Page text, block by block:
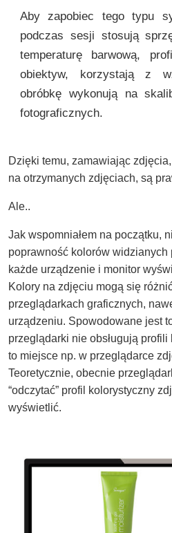
Aby zapobiec tego typu
podczas sesji stosują
temperaturę barwową,
obiektyw, korzystają z
obróbkę wykonują na
fotograficznych.
Dzięki temu, zamawiając
na otrzymanych zdjęciach, są
Ale..
Jak wspomniałem na początku,
poprawność kolorów widzianych
każde urządzenie i monitor
Kolory na zdjęciu mogą się
przeglądarkach graficznych,
urządzeniu. Spowodowane jest
przeglądarki nie obsługują
to miejsce np. w przeglądarce
Teoretycznie, obecnie
“odczytać” profil kolorystyczny
wyświetlić.